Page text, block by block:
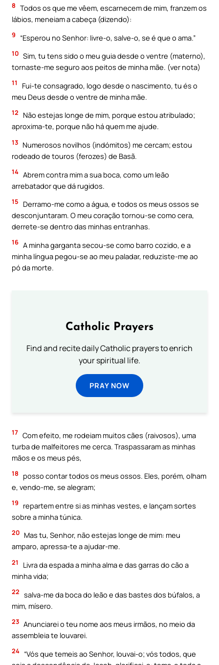
8 Todos os que me vêem, escarnecem de mim, franzem os
lábios, meneiam a cabeça (dizendo):
9 “Esperou no Senhor: livre-o, salve-o, se é que o ama.”
10 Sim, tu tens sido o meu guia desde o ventre (materno),
tornaste-me seguro aos peitos de minha mãe. (ver nota)
11
Fui-te consagrado, logo desde o nascimento, tu és o
meu Deus desde o ventre de minha mãe.
12
Não estejas longe de mim, porque estou atribulado;
aproxima-te, porque não há quem me ajude.
13 Numerosos novilhos (indómitos) me cercam; estou
rodeado de touros (ferozes) de Basã.
14 Abrem contra mim a sua boca, como um leão
arrebatador que dá rugidos.
15
Derramo-me como a água, e todos os meus ossos se
desconjuntaram. O meu coração tornou-se como cera,
derrete-se dentro das minhas entranhas.
16 A minha garganta secou-se como barro cozido, e a
minha língua pegou-se ao meu paladar, reduziste-me ao
pó da morte.
Catholic Prayers
Find and recite daily Catholic prayers to enrich
your spiritual life.
PRAY NOW
17 Com efeito, me rodeiam muitos cães (raivosos), uma
turba de malfeitores me cerca. Traspassaram as minhas
mãos e os meus pés,
18
posso contar todos os meus ossos. Eles, porém, olham
e, vendo-me, se alegram;
19
repartem entre si as minhas vestes, e lançam sortes
sobre a minha túnica.
20 Mas tu, Senhor, não estejas longe de mim: meu
amparo, apressa-te a ajudar-me.
21
Livra da espada a minha alma e das garras do cão a
minha vida;
22 salva-me da boca do leão e das bastes dos búfalos, a
mim, mísero.
23 Anunciarei o teu nome aos meus irmãos, no meio da
assembleia te louvarei.
24 “Vós que temeis ao Senhor, louvai-o; vós todos, que